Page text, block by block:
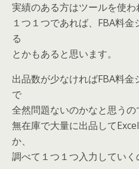
実績のある方はツールを使わ
１つ１つであれば、FBA料
る
とかもあると思います。
出品数が少なければFBA料
で
全然問題ないのかなと思うの
無在庫で大量に出品して
か、
調べて１つ１つ入力していく